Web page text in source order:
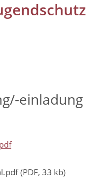
einladung
(PDF, 33 kb)